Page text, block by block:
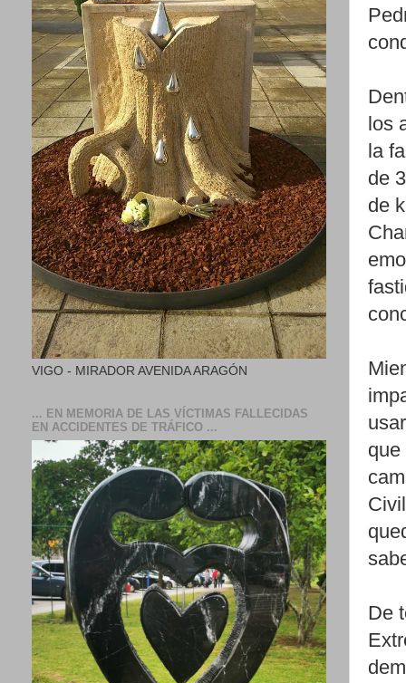
los
la
de
de
que
De
VIGO - MIRADOR AVENIDA ARAGÓN
... EN MEMORIA DE LAS VÍCTIMAS FALLECIDAS
EN ACCIDENTES DE TRÁFICO ...